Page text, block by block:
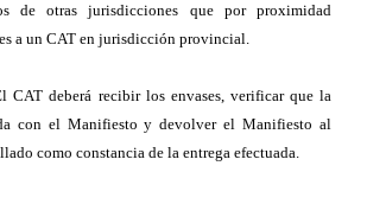
de otras jurisdicciones que por proximidad
a un CAT en jurisdicción provincial.
CAT deberá recibir los envases, verificar que la
con el Manifiesto y devolver el Manifiesto al
como constancia de la entrega efectuada.